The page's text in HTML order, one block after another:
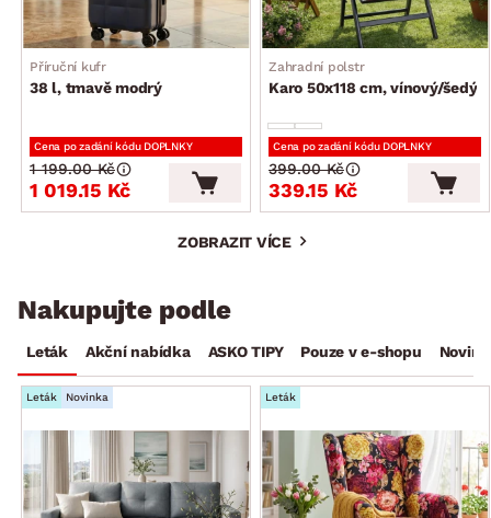
Příruční kufr
38 l, tmavě modrý
Cena po zadání kódu DOPLNKY
1 019.15 Kč
1 199.00 Kč
Zahradní polstr
Karo 50x118 cm, vínový/šedý
Cena po zadání kódu DOPLNKY
339.15 Kč
399.00 Kč
ZOBRAZIT VÍCE
Nakupujte podle
Leták Akční nabídka ASKO TIPY Pouze v e-shopu
Leták Novinka Leták